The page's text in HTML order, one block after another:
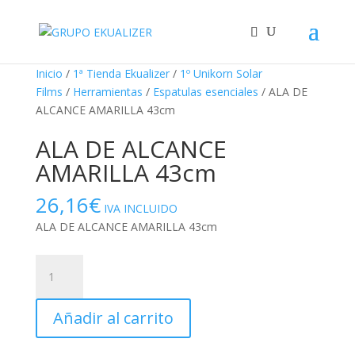
Inicio / 1ª Tienda Ekualizer/ 1º Unikorn Solar
Films / Herramientas / Espatulas esenciales / ALA DE
ALCANCE AMARILLA 43cm
ALA DE ALCANCE
AMARILLA 43cm
26,16€ IVA INCLUIDO
ALA DE ALCANCE AMARILLA 43cm
ALCANCE
AMARILLA
43cm
Añadir al carrito